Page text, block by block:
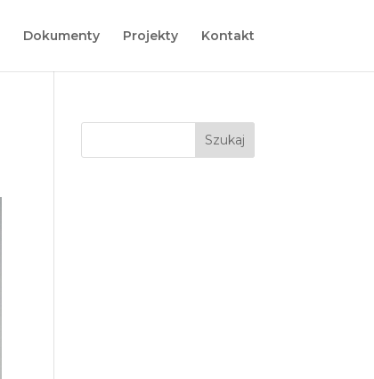
Dokumenty Projekty Kontakt
Szukaj